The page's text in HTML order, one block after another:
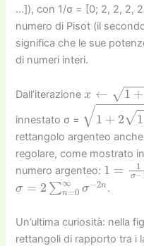
…]), con 1/σ = [0; 2, 2, 2,
numero di Pisot (il
significa che le sue
di numeri interi.
Dall’iterazione
2x/
innestato σ =
+2 2 +
rettangolo argenteo
regolare, come mostrato
numero argenteo:
1 −
∑ n=0 −2
.
Un’ultima curiosità: nella
rettangoli di rapporto tra i